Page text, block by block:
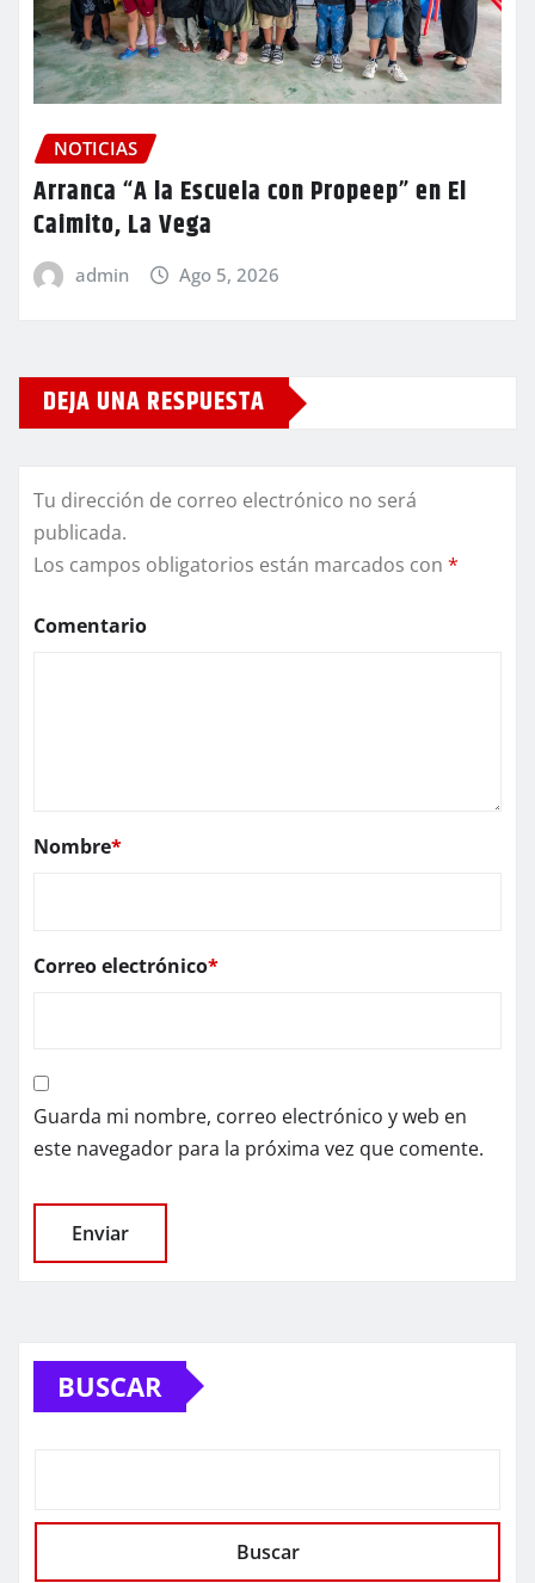
NOTICIAS
Arranca “A la Escuela con Propeep” en El
Caimito, La Vega
admin Ago 5, 2026
DEJA UNA RESPUESTA
Tu dirección de correo electrónico no será
publicada.
Los campos obligatorios están marcados con *
Comentario
Nombre*
Correo electrónico*
Guarda mi nombre, correo electrónico y web en
este navegador para la próxima vez que comente.
BUSCAR
Buscar